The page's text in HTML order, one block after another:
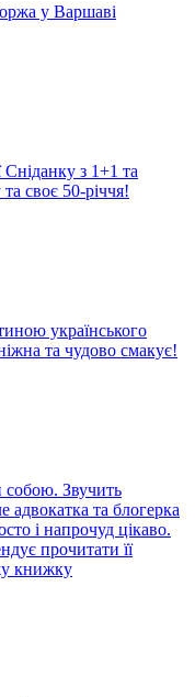
у Варшаві
Сніданку з 1+1 та
своє 50-річчя!
українського
та чудово смакує!
собою. Звучить
адвокатка та блогерка
і напрочуд цікаво.
прочитати її
книжку